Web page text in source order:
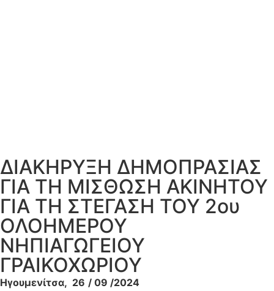
ΔΙΑΚΗΡΥΞΗ ΔΗΜΟΠΡΑΣΙΑΣ
ΓΙΑ ΤΗ ΜΙΣΘΩΣΗ ΑΚΙΝΗΤΟΥ
ΓΙΑ ΤΗ ΣΤΕΓΑΣΗ ΤΟΥ 2ου
ΟΛΟΗΜΕΡΟΥ
ΝΗΠΙΑΓΩΓΕΙΟΥ
ΓΡΑΙΚΟΧΩΡΙΟΥ
Ηγουμενίτσα, 26 / 09 /2024